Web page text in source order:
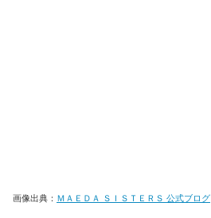
画像出典： ＭＡＥＤＡ ＳＩＳＴＥＲＳ 公式ブログ